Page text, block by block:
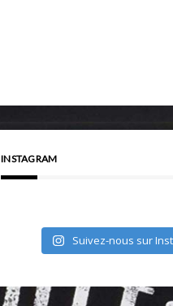
INSTAGRAM
Suivez-nous sur